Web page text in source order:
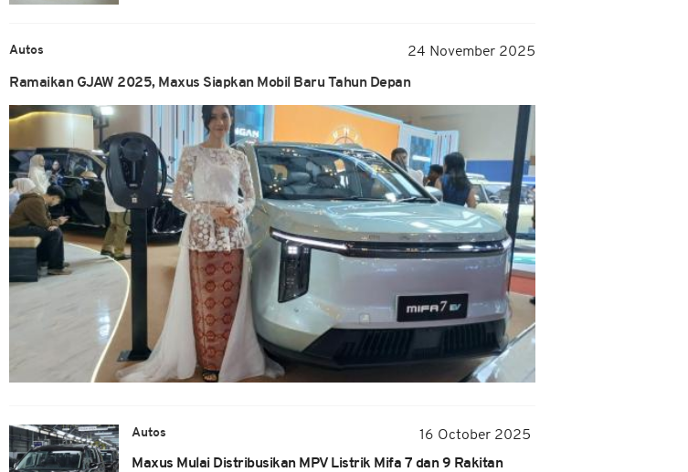
Autos 24 November 2025
Ramaikan GJAW 2025, Maxus Siapkan Mobil Baru Tahun Depan
Autos
16 October 2025
Maxus Mulai Distribusikan MPV Listrik Mifa 7 dan 9 Rakitan